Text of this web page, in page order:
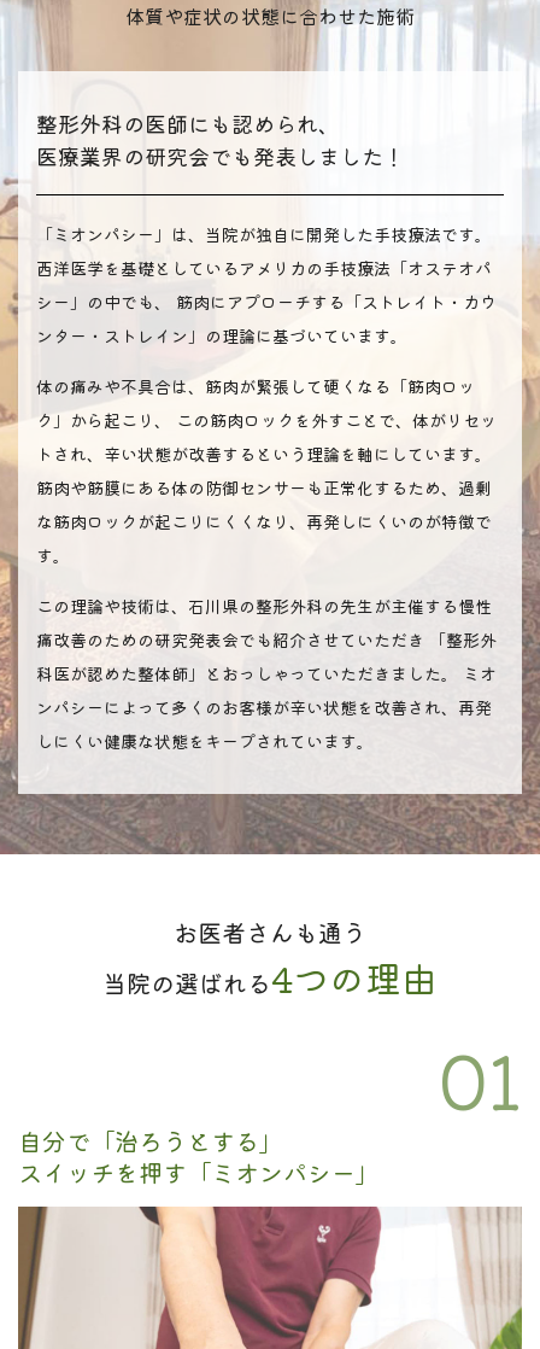
体質や症状の状態に合わせた施術
整形外科の医師にも認められ、
医療業界の研究会でも発表しました！
「ミオンパシー」は、当院が独自に開発した手技療法です。
西洋医学を基礎としているアメリカの手技療法「オステオパ
シー」の中でも、 筋肉にアプローチする「ストレイト・カウ
ンター・ストレイン」の理論に基づいています。
体の痛みや不具合は、筋肉が緊張して硬くなる「筋肉ロッ
ク」から起こり、 この筋肉ロックを外すことで、体がリセッ
トされ、辛い状態が改善するという理論を軸にしています。
筋肉や筋膜にある体の防御センサーも正常化するため、過剰
な筋肉ロックが起こりにくくなり、再発しにくいのが特徴で
す。
この理論や技術は、石川県の整形外科の先生が主催する慢性
痛改善のための研究発表会でも紹介させていただき
「整形外
科医が認めた整体師」とおっしゃっていただきました。
ミオ
ンパシーによって多くのお客様が辛い状態を改善され、再発
しにくい健康な状態をキープされています。
お医者さんも通う
当院の選ばれる4つの理由
01
自分で「治ろうとする」
スイッチを押す「ミオンパシー」